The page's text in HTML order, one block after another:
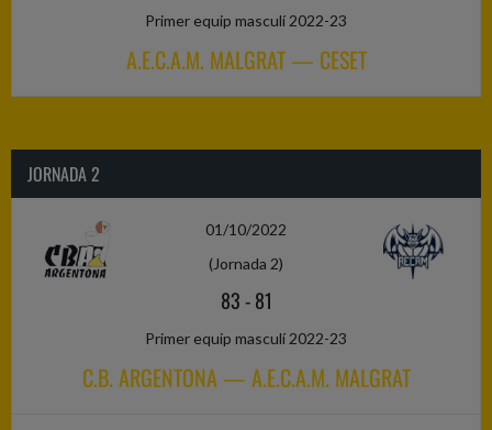
Primer equip masculí 2022-23
A.E.C.A.M. MALGRAT — CESET
JORNADA 2
01/10/2022
(Jornada 2)
83-81
Primer equip masculí 2022-23
C.B. ARGENTONA — A.E.C.A.M. MALGRAT